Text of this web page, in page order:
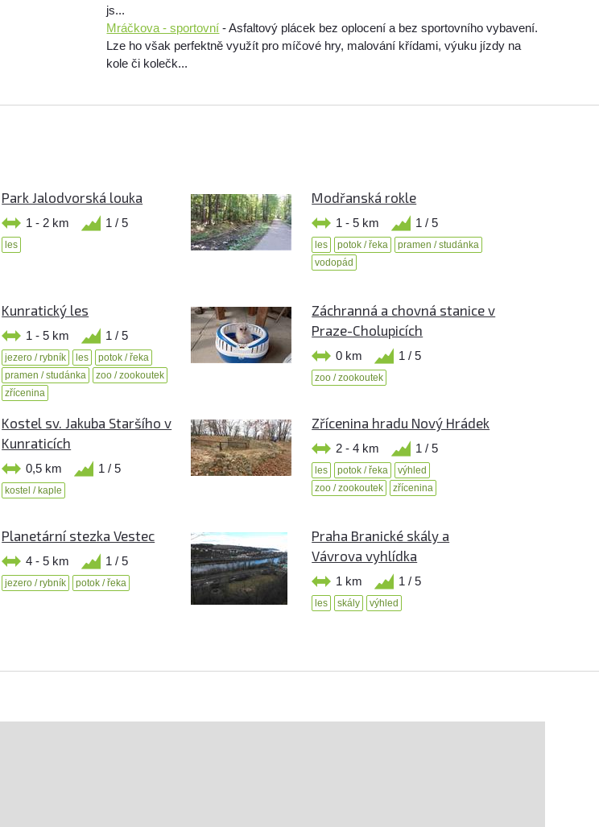
js...
Mráčkova - sportovní - Asfaltový plácek bez oplocení a bez sportovního vybavení.
Lze ho však perfektně využít pro míčové hry, malování křídami, výuku jízdy na
kole či kolečk...
Park Jalodvorská louka
1 - 2 km 1 / 5
les
Modřanská rokle
1 - 5 km 1 / 5
les potok / řeka
pramen / studánka
vodopád
Kunratický les
1 - 5 km 1 / 5
jezero / rybník les
potok / řeka
pramen / studánka
zoo / zookoutek
zřícenina
Záchranná a chovná stanice v
Praze-Cholupicích
0 km 1 / 5
zoo / zookoutek
Kostel sv. Jakuba Staršího v
Kunraticích
0,5 km 1 / 5
kostel / kaple
Zřícenina hradu Nový Hrádek
2 - 4 km 1 / 5
les potok / řeka
výhled
zoo / zookoutek
zřícenina
Planetární stezka Vestec
4 - 5 km 1 / 5
jezero / rybník potok / řeka
Praha Branické skály a
Vávrova vyhlídka
1 km 1 / 5
les skály výhled